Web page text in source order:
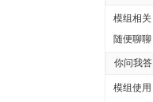
我
模组相关
随便聊聊
你问我答
模组使用